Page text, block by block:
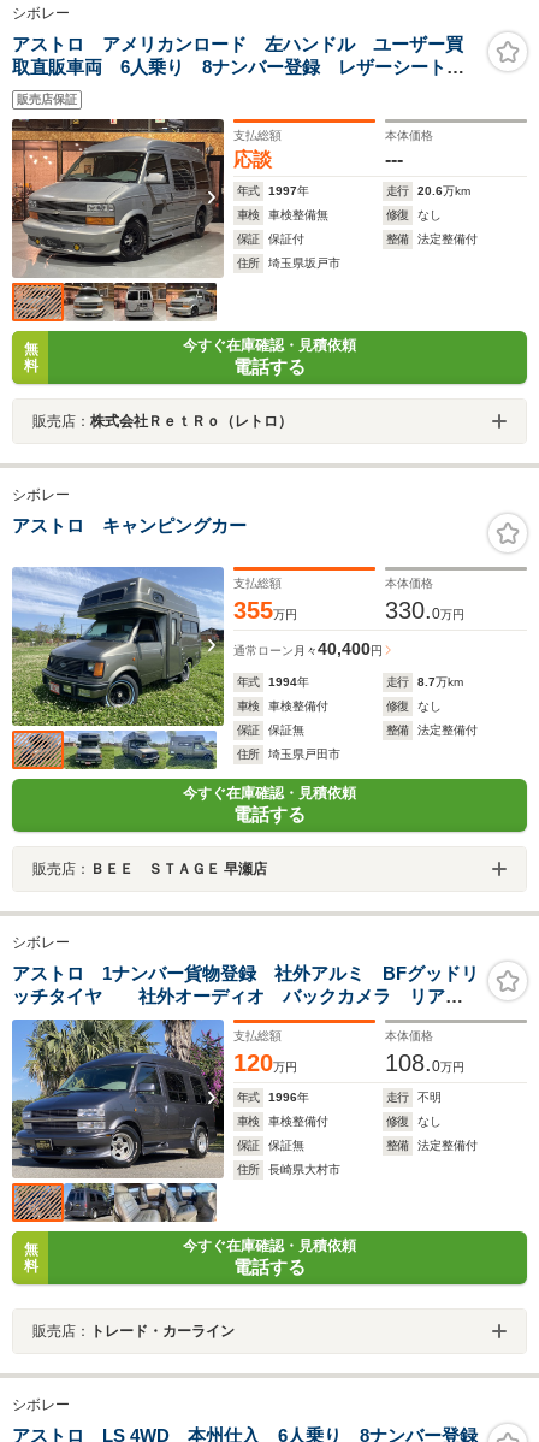
シボレー
アストロ アメリカンロード 左ハンドル ユーザー買
取直販車両 6人乗り 8ナンバー登録 レザーシート
10インチフローティングナビ フルセグTV バックカメ
ラ ETC パワーシート
販売店保証
支払総額
応談
本体価格
---
年式 1997年 走行 20.6万km
車検
車検整備無 修復
なし
保証
保証付 整備
法定整備付
住所
埼玉県坂戸市
無
料
今すぐ在庫確認・見積依頼
電話する
販売店： 株式会社ＲｅｔＲｏ（レトロ）
シボレー
アストロ キャンピングカー
支払総額
355万円
本体価格
330.0万円
通常ローン 月々40,400円
年式 1994年 走行 8.7万km
車検
車検整備付 修復
なし
保証
保証無 整備
法定整備付
住所
埼玉県戸田市
今すぐ在庫確認・見積依頼
電話する
販売店： ＢＥＥ ＳＴＡＧＥ 早瀬店
シボレー
アストロ 1ナンバー貨物登録 社外アルミ BFグッドリ
ッチタイヤ 社外オーディオ バックカメラ リアモ
ニター ETC
支払総額
120万円
本体価格
108.0万円
年式 1996年 走行
不明
車検
車検整備付 修復
なし
保証
保証無 整備
法定整備付
住所
長崎県大村市
無
料
今すぐ在庫確認・見積依頼
電話する
販売店： トレード・カーライン
シボレー
アストロ LS 4WD 本州仕入 6人乗り 8ナンバー登録